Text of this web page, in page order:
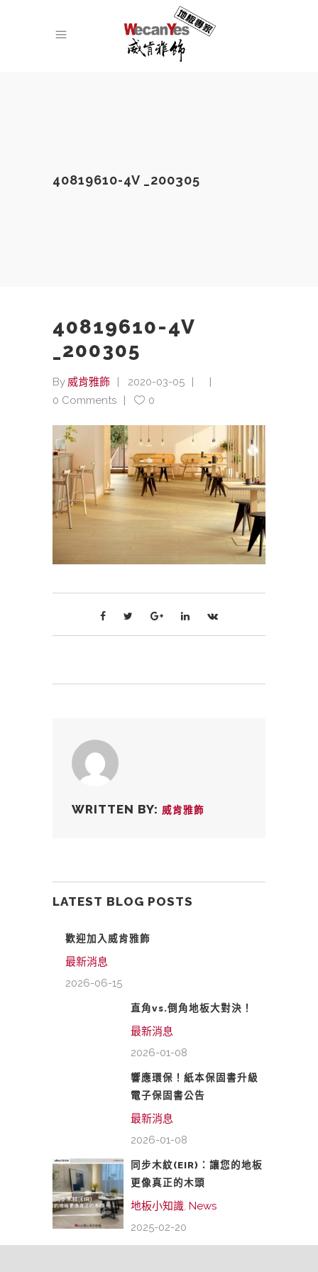
40819610-4V _200305
40819610-4V
_200305
By 威肯雅飾
2020-03-05
0 Comments
0
WRITTEN BY: 威肯雅飾
LATEST BLOG POSTS
歡迎加入威肯雅飾
最新消息
2026-06-15
直角vs.倒角地板大對決！
最新消息
2026-01-08
響應環保！紙本保固書升級
電子保固書公告
最新消息
2026-01-08
同步木紋(EIR)：讓您的地板
更像真正的木頭
地板小知識, News
2025-02-20